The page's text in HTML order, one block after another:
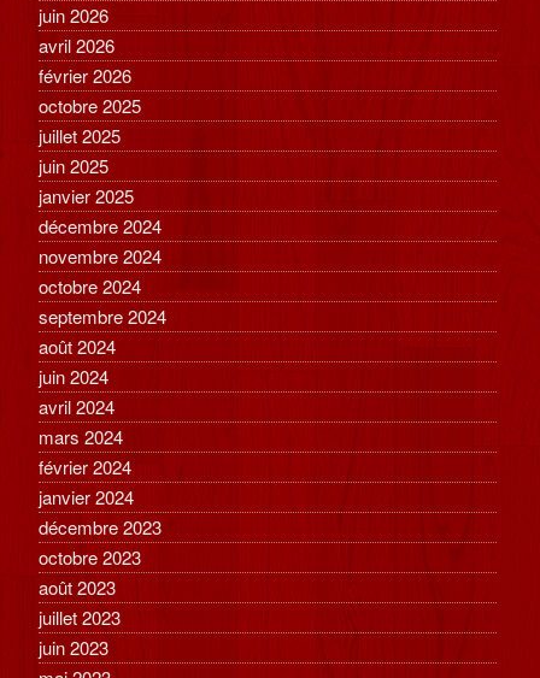
juin 2026
avril 2026
février 2026
octobre 2025
juillet 2025
juin 2025
janvier 2025
décembre 2024
novembre 2024
octobre 2024
septembre 2024
août 2024
juin 2024
avril 2024
mars 2024
février 2024
janvier 2024
décembre 2023
octobre 2023
août 2023
juillet 2023
juin 2023